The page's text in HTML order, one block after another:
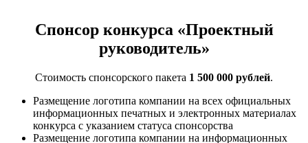
Спонсор конкурса «Проектный
руководитель»
Стоимость спонсорского пакета 1 500 000 рублей.
Размещение логотипа компании на всех официальных
информационных печатных и электронных материалах
конкурса с указанием статуса спонсорства
Размещение логотипа компании на информационных